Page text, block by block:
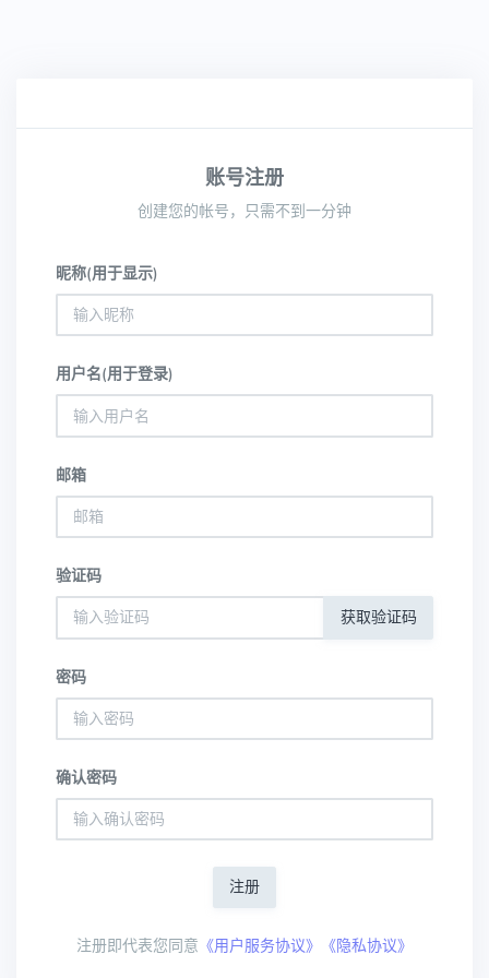
账号注册
创建您的帐号，只需不到一分钟
昵称(用于显示)
用户名(用于登录)
邮箱
验证码
获取验证码
密码
确认密码
注册
注册即代表您同意 《用户服务协议》《隐私协议》